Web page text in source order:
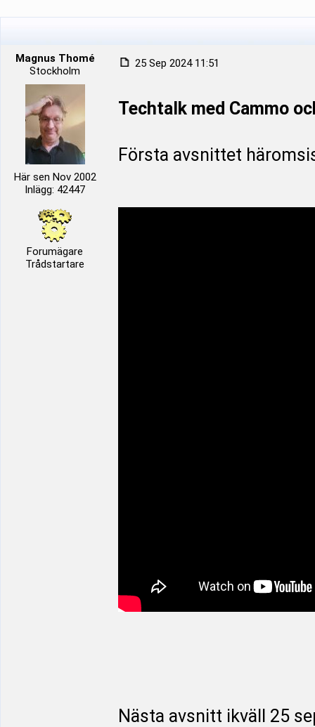
Magnus Thomé
Stockholm
Här sen Nov 2002
Inlägg: 42447
Forumägare
Trådstartare
25 Sep 2024 11:51
Techtalk med Cammo
Första avsnittet
Nästa avsnitt ikväll 25